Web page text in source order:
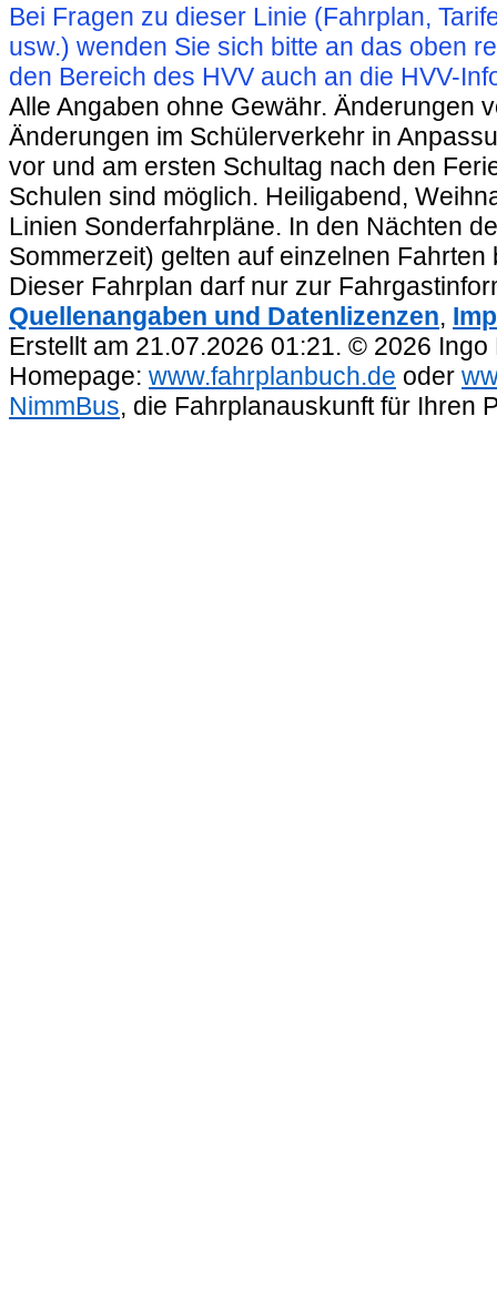
Bei Fragen zu dieser Linie (Fahrplan,
usw.) wenden Sie sich bitte an das oben
den Bereich des HVV auch an die HVV-
Alle Angaben ohne Gewähr. Änderungen
Änderungen im Schülerverkehr in
vor und am ersten Schultag nach den
Schulen sind möglich. Heiligabend,
Linien Sonderfahrpläne. In den Nächten
Sommerzeit) gelten auf einzelnen
Dieser Fahrplan darf nur zur
Quellenangaben und Datenlizenzen,
Erstellt am 21.07.2026 01:21. © 2026
Homepage: www.fahrplanbuch.de oder
NimmBus, die Fahrplanauskunft für Ihren